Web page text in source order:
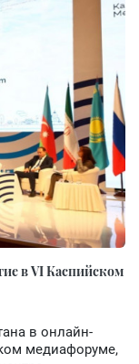
в VI Каспийском
в онлайн-
медиафоруме,